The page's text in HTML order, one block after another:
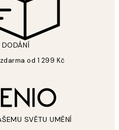
DODÁNÍ
od 1 299 Kč
SVĚTU UMĚNÍ